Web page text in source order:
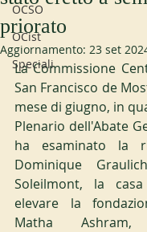
OCSO
OCist
Speciali
priorato
Aggiornamento: 23 set
La Commissione
San Francisco de
mese di giugno, in
Plenario dell'Abate
ha esaminato la
Dominique
Soleilmont, la
elevare la
Matha Ashram,